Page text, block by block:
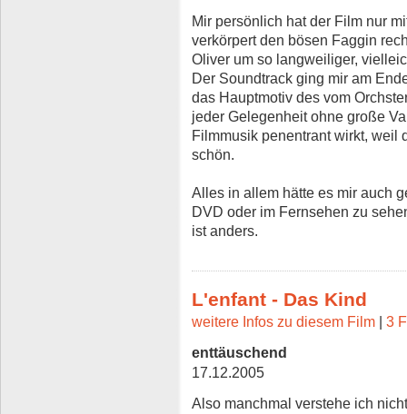
Mir persönlich hat der Film nur
verkörpert den bösen Faggin
Oliver um so langweiliger,
Der Soundtrack ging mir am
das Hauptmotiv des vom
jeder Gelegenheit ohne große
Filmmusik penentrant wirkt, weil
schön.
Alles in allem hätte es mir auch
DVD oder im Fernsehen zu
ist anders.
L'enfant - Das Kind
weitere Infos zu diesem Film
3
enttäuschend
17.12.2005
Also manchmal verstehe ich